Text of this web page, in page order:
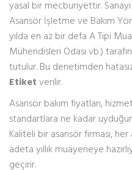
yasal bir mecburiyettir. Sanayi
Asansör İşletme ve Bakım
yılda en az bir defa A Tipi
Mühendisleri Odası vb.)
tutulur. Bu denetimden
Etiket verilir.
Asansör bakım fiyatları,
standartlara ne kadar
Kaliteli bir asansör firması,
adeta yıllık muayeneye
geçirir.